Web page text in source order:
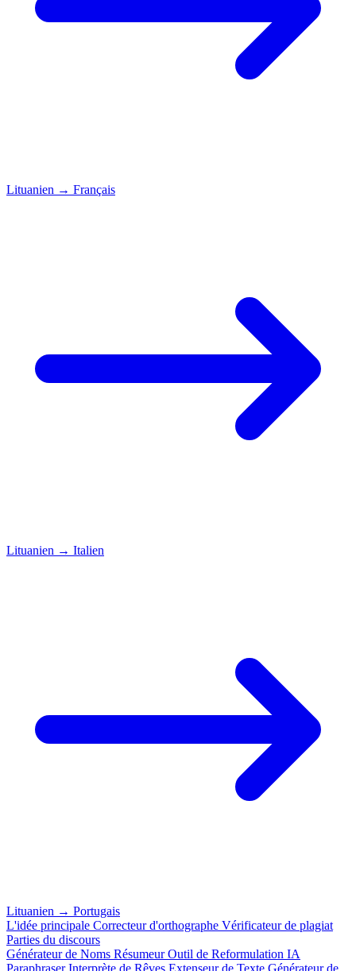
Lituanien → Français
Lituanien → Italien
Lituanien → Portugais
L'idée principale Correcteur d'orthographe Vérificateur de plagiat
Parties du discours
Générateur de Noms RésumeurOutil de Reformulation IA
ParaphraserInterprète de Rêves Extenseur de Texte Générateur de